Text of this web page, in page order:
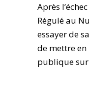
Après
Régulé au
essayer de
de mettre
publique